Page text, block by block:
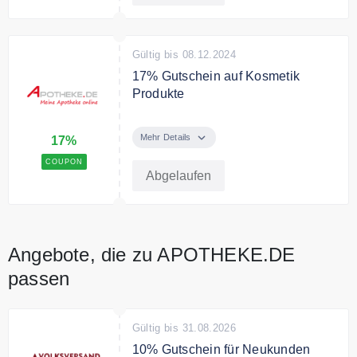
17%
COUPON
Gültig bis 08.12.2024
17% Gutschein auf Kosmetik
Produkte
Extra-Rabatt auf Kosmetik der
und Vichy.
Mehr Details
Abgelaufen
Angebote, die zu APOTHEKE.DE
passen
Gültig bis 31.08.2026
10% Gutschein für Neukunden